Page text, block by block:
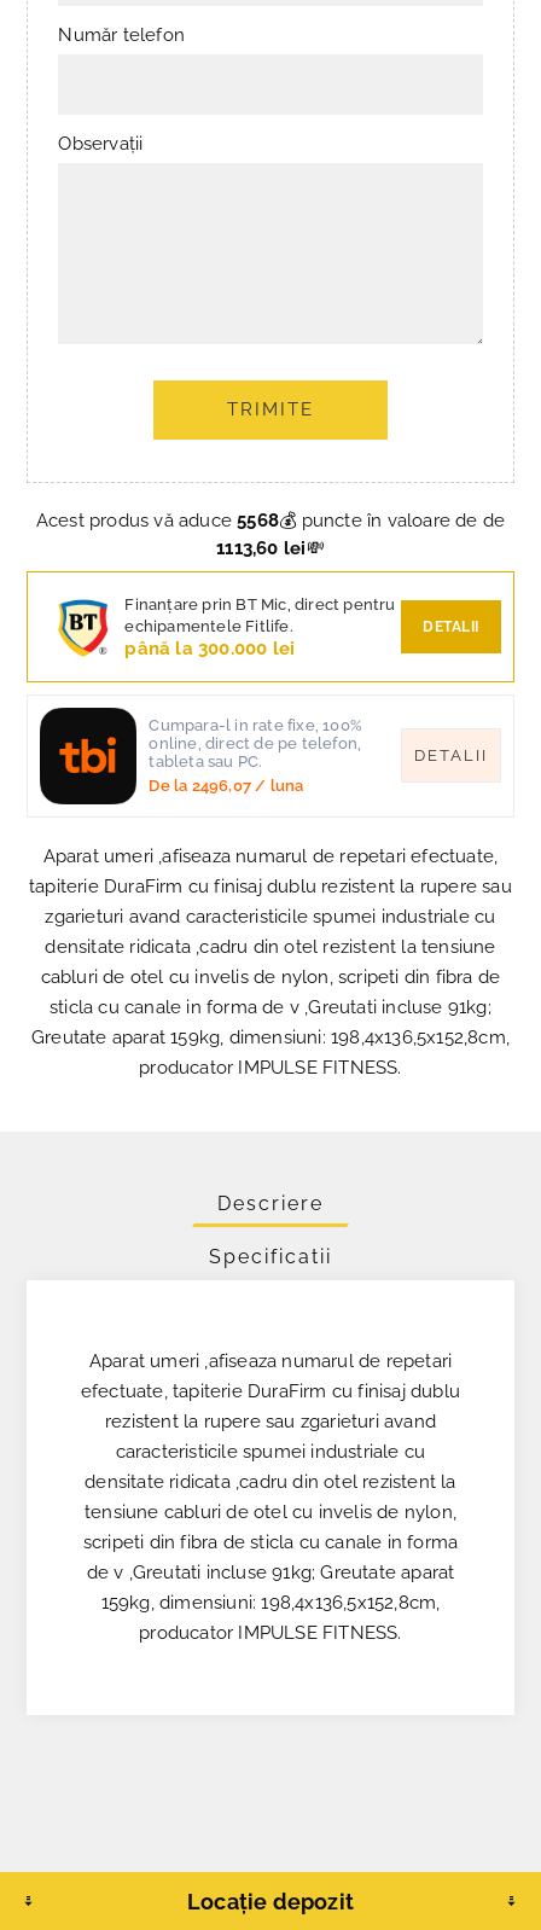
Număr telefon
Observații
TRIMITE
Acest produs vă aduce5568💰 puncte în valoare de de
1113,60 lei💸
Finanțare prin BT Mic, direct pentru
echipamentele Fitlife.
până la 300.000 lei
DETALII
Cumpara-l in rate fixe, 100%
online, direct de pe telefon,
tableta sau PC.
De la 2496,07 / luna
DETALII
Aparat umeri ,afiseaza numarul de repetari efectuate,
tapiterie DuraFirm cu finisaj dublu rezistent la rupere sau
zgarieturi avand caracteristicile spumei industriale cu
densitate ridicata ,cadru din otel rezistent la tensiune
cabluri de otel cu invelis de nylon, scripeti din fibra de
sticla cu canale in forma de v ,Greutati incluse 91kg;
Greutate aparat 159kg, dimensiuni: 198,4x136,5x152,8cm,
producator IMPULSE FITNESS.
Descriere
Specificatii
Aparat umeri ,afiseaza numarul de repetari
efectuate, tapiterie DuraFirm cu finisaj dublu
rezistent la rupere sau zgarieturi avand
caracteristicile spumei industriale cu
densitate ridicata ,cadru din otel rezistent la
tensiune cabluri de otel cu invelis de nylon,
scripeti din fibra de sticla cu canale in forma
de v ,Greutati incluse 91kg; Greutate aparat
159kg, dimensiuni: 198,4x136,5x152,8cm,
producator IMPULSE FITNESS.
Locație depozit